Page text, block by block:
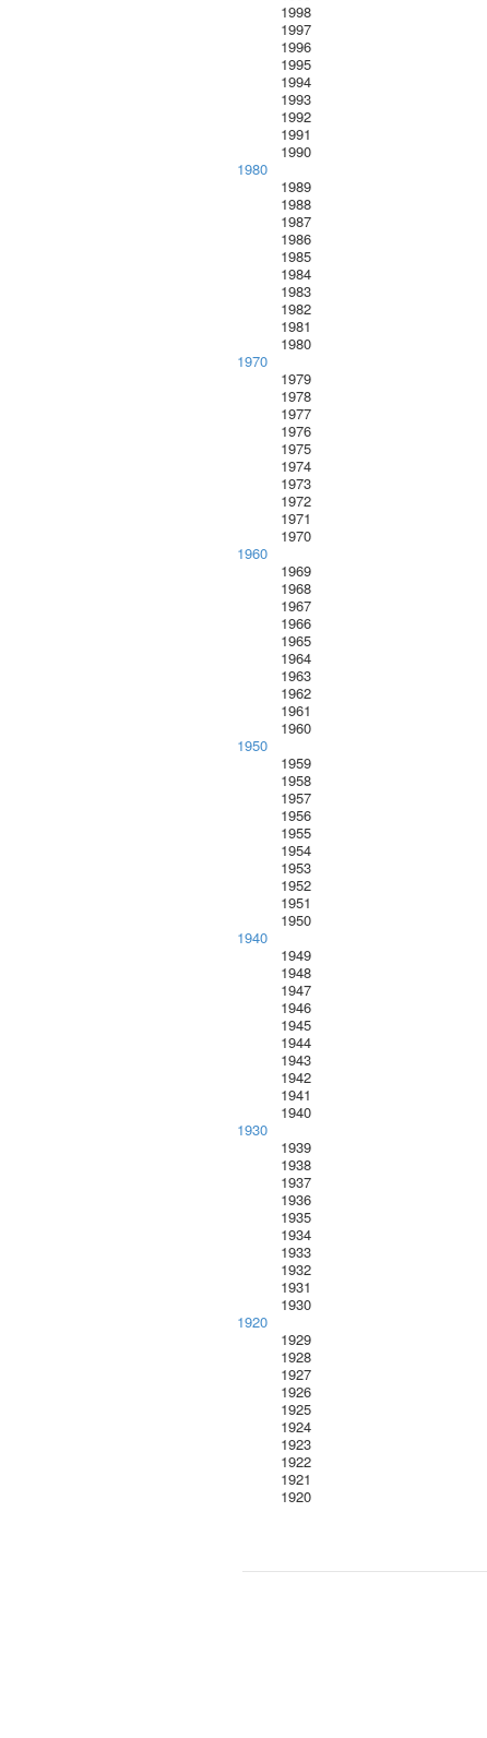
1998
1997
1996
1995
1994
1993
1992
1991
1990
1980
1989
1988
1987
1986
1985
1984
1983
1982
1981
1980
1970
1979
1978
1977
1976
1975
1974
1973
1972
1971
1970
1960
1969
1968
1967
1966
1965
1964
1963
1962
1961
1960
1950
1959
1958
1957
1956
1955
1954
1953
1952
1951
1950
1940
1949
1948
1947
1946
1945
1944
1943
1942
1941
1940
1930
1939
1938
1937
1936
1935
1934
1933
1932
1931
1930
1920
1929
1928
1927
1926
1925
1924
1923
1922
1921
1920